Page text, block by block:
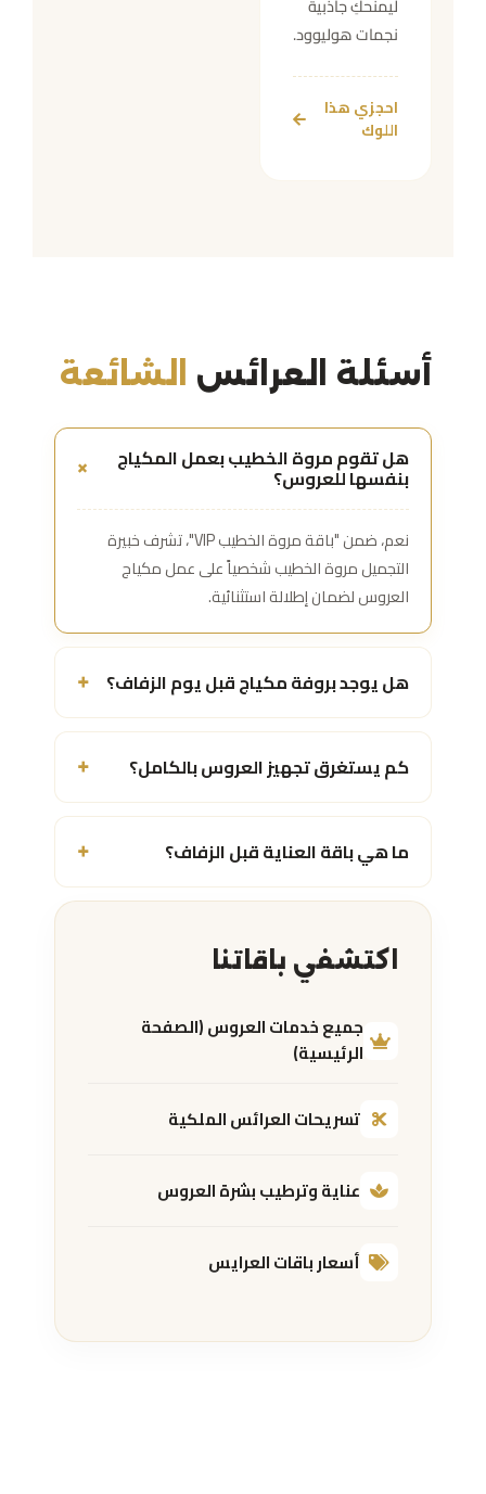
ليمنحكِ جاذبية
نجمات هوليوود.
احجزي هذا
اللوك
أسئلة العرائس الشائعة
هل تقوم مروة الخطيب بعمل المكياج
بنفسها للعروس؟ +
نعم، ضمن "باقة مروة الخطيب VIP"، تشرف خبيرة
التجميل مروة الخطيب شخصياً على عمل مكياج
العروس لضمان إطلالة استثنائية.
هل يوجد بروفة مكياج قبل يوم الزفاف؟ +
كم يستغرق تجهيز العروس بالكامل؟ +
ما هي باقة العناية قبل الزفاف؟ +
اكتشفي باقاتنا
جميع خدمات العروس (الصفحة
الرئيسية)
تسريحات العرائس الملكية
عناية وترطيب بشرة العروس
أسعار باقات العرايس